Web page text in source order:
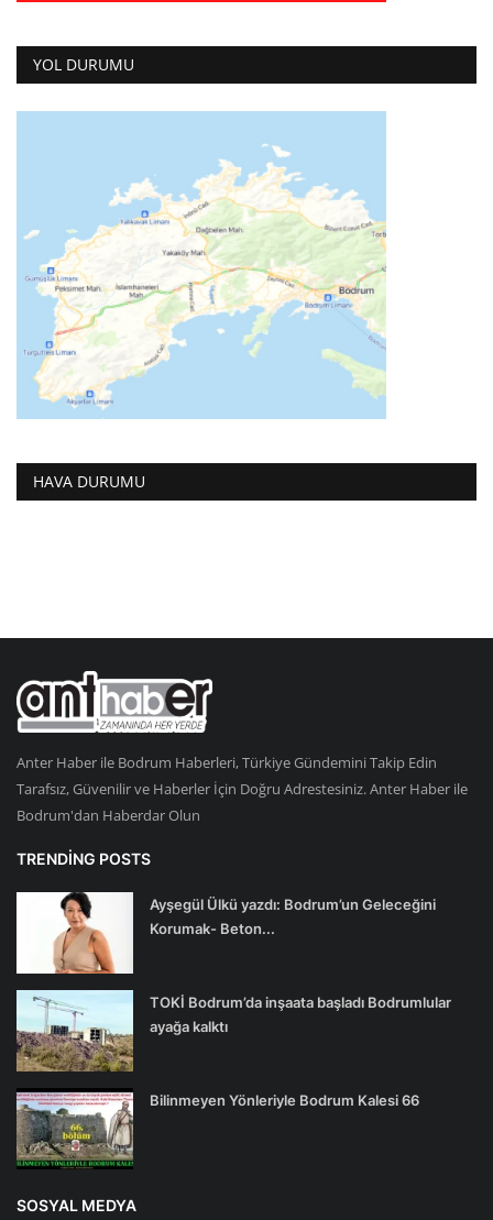
YOL DURUMU
HAVA DURUMU
Anter Haber ile Bodrum Haberleri, Türkiye Gündemini Takip Edin
Tarafsız, Güvenilir ve Haberler İçin Doğru Adrestesiniz. Anter Haber ile
Bodrum'dan Haberdar Olun
TRENDING POSTS
Ayşegül Ülkü yazdı: Bodrum’un Geleceğini
Korumak- Beton...
TOKİ Bodrum’da inşaata başladı Bodrumlular
ayağa kalktı
Bilinmeyen Yönleriyle Bodrum Kalesi 66
SOSYAL MEDYA